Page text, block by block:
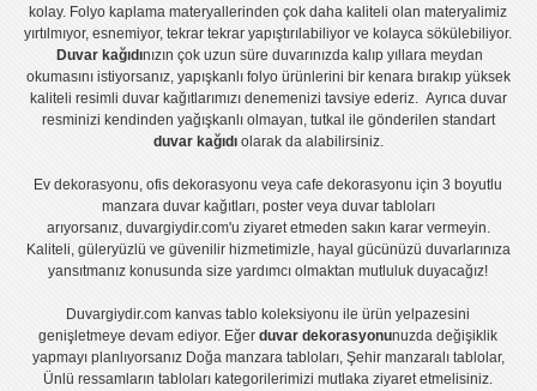
kolay. Folyo kaplama materyallerinden çok daha kaliteli olanmateryalimiz
yırtılmıyor, esnemiyor, tekrar tekrar yapıştırılabiliyor ve kolayca sökülebiliyor.
Duvar kağıdınızın çok uzun süre duvarınızda kalıp yıllara meydan
okumasını istiyorsanız, yapışkanlı folyoürünlerini bir kenara bırakıp yüksek
kaliteli resimli duvar kağıtlarımızı denemenizi tavsiye ederiz. Ayrıca duvar
resminizi kendinden yağışkanlı olmayan, tutkal ile gönderilen standart
duvar kağıdıolarak da alabilirsiniz.
Ev dekorasyonu,ofis dekorasyonu veyacafe dekorasyonu için3 boyutlu
manzara duvar kağıtları, posterveya duvar tabloları
arıyorsanız, duvargiydir.com'u ziyaret etmeden sakın karar vermeyin.
Kaliteli, güleryüzlü ve güvenilir hizmetimizle, hayal gücünüzü duvarlarınıza
yansıtmanız konusunda size yardımcı olmaktan mutluluk duyacağız!
Duvargiydir.com kanvas tablo koleksiyonu ile ürün yelpazesini
genişletmeye devam ediyor. Eğerduvar dekorasyonunuzda değişiklik
yapmayı planlıyorsanız Doğa manzara tabloları, Şehir manzaralı tablolar,
Ünlü ressamların tabloları kategorilerimizi mutlaka ziyaret etmelisiniz.